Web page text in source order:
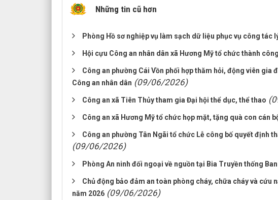
Những tin cũ hơn
Phòng Hồ sơ nghiệp vụ làm sạch dữ liệu phục vụ công tác
Hội cựu Công an nhân dân xã Hương Mỹ tổ chức thành
Công an phường Cái Vồn phối hợp thăm hỏi, động viên
Công an nhân dân (09/06/2026)
Công an xã Tiên Thủy tham gia Đại hội thể dục, thể thao
Công an xã Hương Mỹ tổ chức họp mặt, tặng quà con cán
Công an phường Tân Ngãi tổ chức Lễ công bố quyết định
(09/06/2026)
Phòng An ninh đối ngoại về nguồn tại Bia Truyền thống
Chủ động bảo đảm an toàn phòng cháy, chữa cháy và
năm 2026 (09/06/2026)